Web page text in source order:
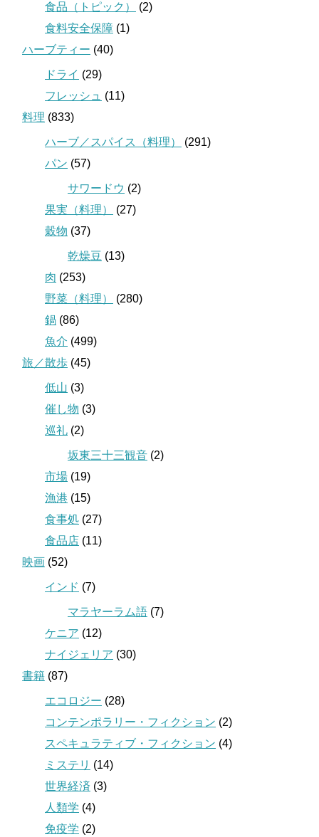
食品（トピック）
(2)
食料安全保障 (1)
ハーブティー (40)
ドライ (29)
フレッシュ (11)
料理 (833)
ハーブ／スパイス（料理）
(291)
パン (57)
サワードウ (2)
果実（料理）
(27)
穀物 (37)
乾燥豆 (13)
肉 (253)
野菜（料理）
(280)
鍋 (86)
魚介 (499)
旅／散歩 (45)
低山 (3)
催し物 (3)
巡礼 (2)
坂東三十三観音 (2)
市場 (19)
漁港 (15)
食事処 (27)
食品店 (11)
映画 (52)
インド (7)
マラヤーラム語 (7)
ケニア (12)
ナイジェリア (30)
書籍 (87)
エコロジー (28)
コンテンポラリー・フィクション (2)
スペキュラティブ・フィクション (4)
ミステリ (14)
世界経済 (3)
人類学 (4)
免疫学 (2)